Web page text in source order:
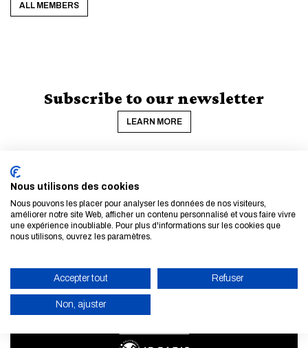
ENABLE ECO MODE
ALL MEMBERS
Subscribe to our newsletter
LEARN MORE
Nous utilisons des cookies
Nous pouvons les placer pour analyser les données de nos visiteurs,
améliorer notre site Web, afficher un contenu personnalisé et vous faire vivre
une expérience inoubliable. Pour plus d'informations sur les cookies que
nous utilisons, ouvrez les paramètres.
Accepter tout Refuser
Non, ajuster